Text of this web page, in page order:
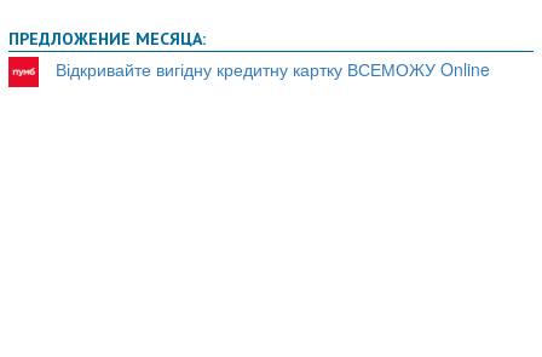
ПРЕДЛОЖЕНИЕ МЕСЯЦА:
Відкривайте вигідну кредитну картку ВСЕМОЖУ Online